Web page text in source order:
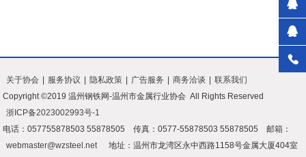
关于协会 服务协议 隐私政策 广告服务 商务洽谈
联系我们
Copyright ©2019 温州钢铁网-温州市金属行业协会 All Rights Reserved
浙ICP备2023002993号-1
电话：057755878503 55878505 传真：0577-55878503 55878505 邮箱：
webmaster@wzsteel.net
地址：温州市龙湾区永中西路1158号金属大厦404室